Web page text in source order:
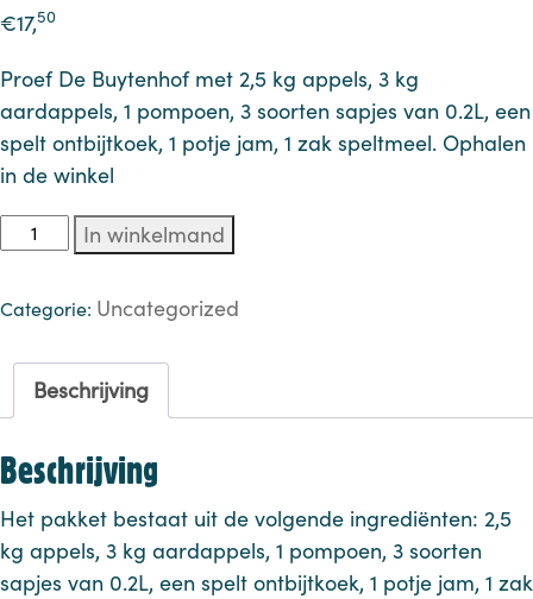
€17,50
Proef De Buytenhof met 2,5 kg appels, 3 kg
aardappels, 1 pompoen, 3 soorten sapjes van 0.2L, een
spelt ontbijtkoek, 1 potje jam, 1 zak speltmeel. Ophalen
in de winkel
Proefpakket
aantal
In winkelmand
Categorie: Uncategorized
Beschrijving
Beschrijving
Het pakket bestaat uit de volgende ingrediënten: 2,5
kg appels, 3 kg aardappels, 1 pompoen, 3 soorten
sapjes van 0.2L, een spelt ontbijtkoek, 1 potje jam, 1 zak